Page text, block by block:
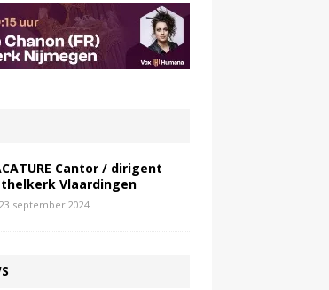
Cantor / dirigent
Vlaardingen
23 september 2024